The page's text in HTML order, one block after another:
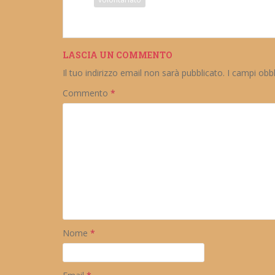
LASCIA UN COMMENTO
Il tuo indirizzo email non sarà pubblicato. I campi
Commento *
Nome *